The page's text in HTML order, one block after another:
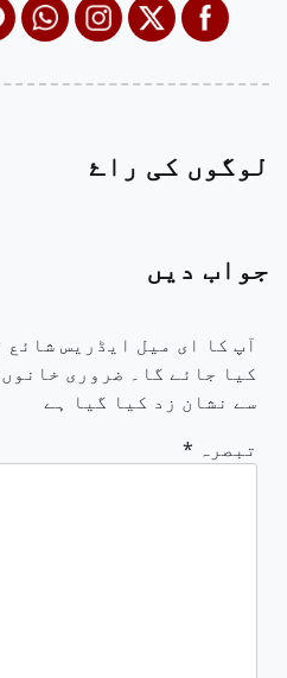
لوگوں کی راۓ
جواب دیں
آپ کا ای میل ایڈریس شائع
کیا جائے گا۔ ضروری
سے نشان زد کیا گیا ہے
تبصرہ *